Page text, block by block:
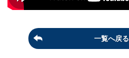
一覧へ戻る